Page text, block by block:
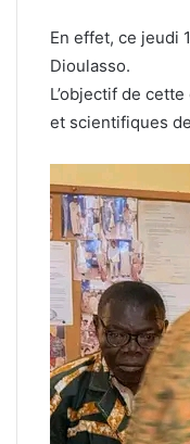
En effet, ce jeudi
Dioulasso.
L’objectif de
et scientifiques